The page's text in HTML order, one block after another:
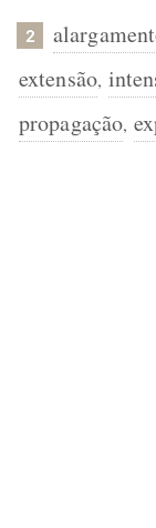
2
extensão,
propagação,